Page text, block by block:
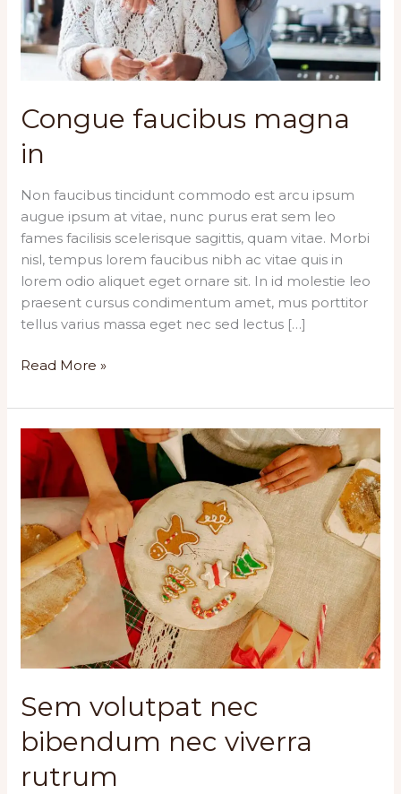
Congue faucibus magna
in
Non faucibus tincidunt commodo est arcu ipsum
augue ipsum at vitae, nunc purus erat sem leo
fames facilisis scelerisque sagittis, quam vitae. Morbi
nisl, tempus lorem faucibus nibh ac vitae quis in
lorem odio aliquet eget ornare sit. In id molestie leo
praesent cursus condimentum amet, mus porttitor
tellus varius massa eget nec sed lectus […]
Congue
magna
in
Read More »
Sem volutpat nec
bibendum nec viverra
rutrum